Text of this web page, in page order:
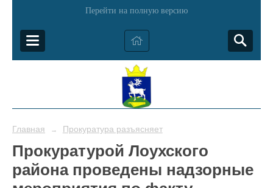
Перейти на полную версию
Главная → Прокуратура разъясняет
Прокуратурой Лоухского
района проведены надзорные